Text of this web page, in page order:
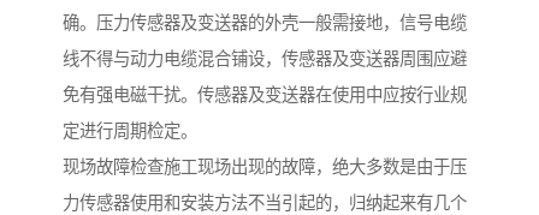
确。压力传感器及变送器的外壳一般需接地，信号电缆
线不得与动力电缆混合铺设，传感器及变送器周围应避
免有强电磁干扰。传感器及变送器在使用中应按行业规
定进行周期检定。
现场故障检查施工现场出现的故障，绝大多数是由于压
力传感器使用和安装方法不当引起的，归纳起来有几个